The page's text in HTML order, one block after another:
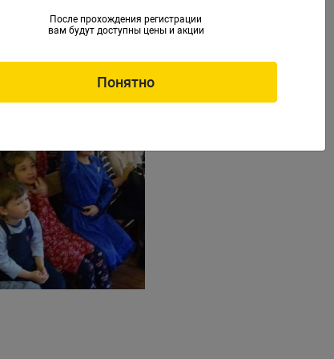
После прохождения регистрации
вам будут доступны цены и акции
Понятно